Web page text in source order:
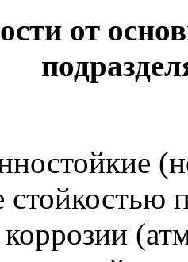
от
коррозии